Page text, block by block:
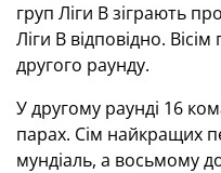
груп Ліги В зіграють
Ліги В відповідно.
другого раунду.
У другому раунді 16
парах. Сім найкращих
мундіаль, а восьмому